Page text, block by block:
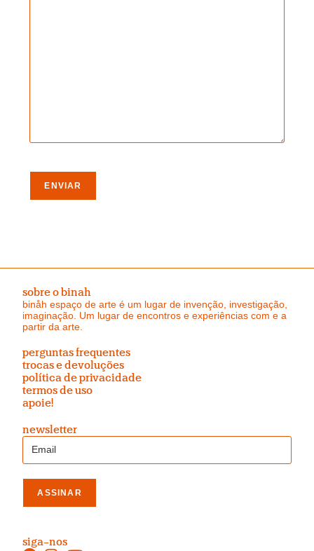
sobre o binah
binåh espaço de arte é um lugar de invenção, investigação,
imaginação. Um lugar de encontros e experiências com e a
partir da arte.
perguntas frequentes
trocas e devoluções
política de privacidade
termos de uso
apoie!
newsletter
siga-nos